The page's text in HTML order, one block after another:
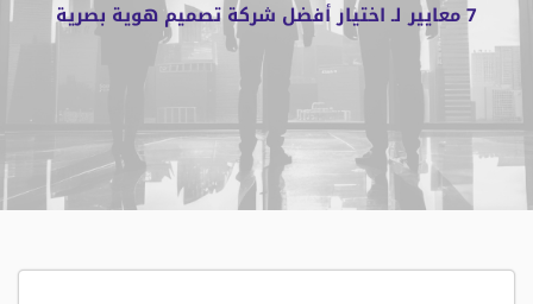
7 معايير لـ اختيار أفضل شركة تصميم هوية بصرية